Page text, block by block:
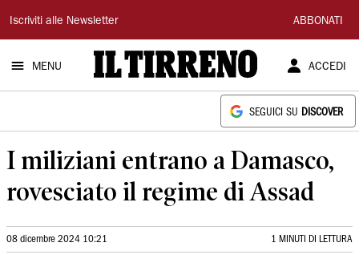
Il
Tirreno
Iscriviti alle Newsletter ABBONATI
MENU ACCEDI
SEGUICI SU DISCOVER
I miliziani entrano a Damasco,
rovesciato il regime di Assad
08 dicembre 2024 10:21 1 MINUTI DI LETTURA